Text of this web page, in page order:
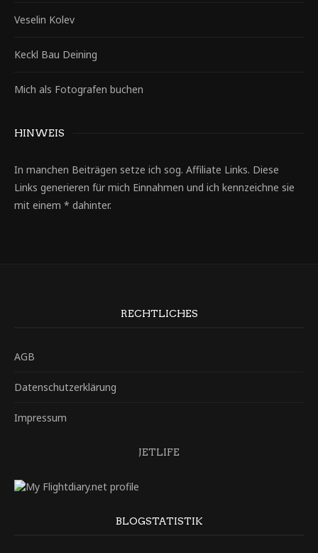
Veselin Kolev
Keckl Bau Deining
Mich als Fotografen buchen
HINWEIS
In manchen Beiträgen setze ich sog. Affiliate Links. Diese
Links generieren für mich Einnahmen und ich kennzeichne sie
mit einem * dahinter.
RECHTLICHES
AGB
Datenschutzerklärung
Impressum
JETLIFE
BLOGSTATISTIK